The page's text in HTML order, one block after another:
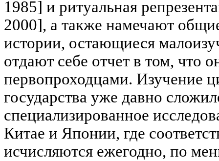
1985] и ритуальная
2000], а также намечают
истории, остающиеся
отдают себе отчет в том, что
первопроходцами. Изучение
государства уже давно
специализированное
Китае и Японии, где
исчисляются ежегодно, по